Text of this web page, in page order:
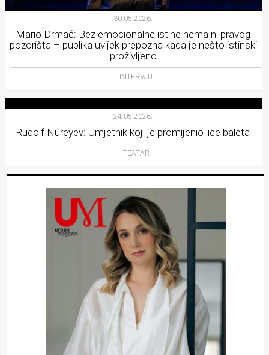
30.05.2026.
Mario Drmać: Bez emocionalne istine nema ni pravog
pozorišta – publika uvijek prepozna kada je nešto istinski
proživljeno
INTERVJU
24.05.2026.
Rudolf Nureyev: Umjetnik koji je promijenio lice baleta
TEATAR